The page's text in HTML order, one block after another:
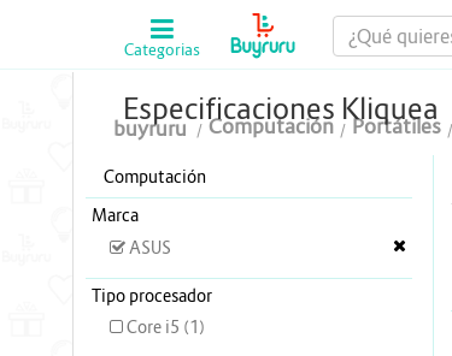
Categorias
Computación
Tablas Digitalizadoras
Celulares y Tablets
Licenciamiento y Seguridad
Accesorios
Especificaciones Kliquea
buyruru Computación Portátiles
Computación
Marca
ASUS
Tipo procesador
Core i5 (1)